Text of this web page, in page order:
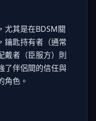
尤其是在BDSM關
鑰匙持有者（通常
戴者（臣服方）則
了伴侶間的信任與
角色。